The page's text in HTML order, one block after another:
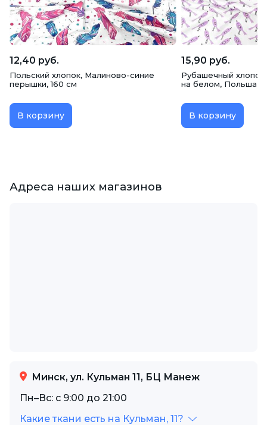
12,40 руб.
Польский хлопок, Малиново-синие
перышки, 160 см
В корзину
15,90 руб.
Рубашечный
на белом, Польша
В корзину
Адреса наших магазинов
Минск, ул. Кульман 11, БЦ Манеж
Пн–Вс: с 9:00 до 21:00
Какие ткани есть на Кульман, 11?